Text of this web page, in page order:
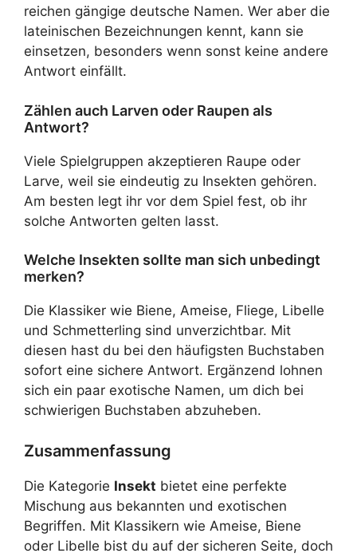
reichen gängige deutsche Namen. Wer aber die
lateinischen Bezeichnungen kennt, kann sie
einsetzen, besonders wenn sonst keine andere
Antwort einfällt.
Zählen auch Larven oder Raupen als
Antwort?
Viele Spielgruppen akzeptieren Raupe oder
Larve, weil sie eindeutig zu Insekten gehören.
Am besten legt ihr vor dem Spiel fest, ob ihr
solche Antworten gelten lasst.
Welche Insekten sollte man sich unbedingt
merken?
Die Klassiker wie Biene, Ameise, Fliege, Libelle
und Schmetterling sind unverzichtbar. Mit
diesen hast du bei den häufigsten Buchstaben
sofort eine sichere Antwort. Ergänzend lohnen
sich ein paar exotische Namen, um dich bei
schwierigen Buchstaben abzuheben.
Zusammenfassung
Die Kategorie Insekt bietet eine perfekte
Mischung aus bekannten und exotischen
Begriffen. Mit Klassikern wie Ameise, Biene
oder Libelle bist du auf der sicheren Seite, doch